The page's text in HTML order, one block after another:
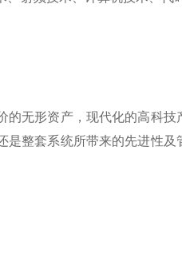
无形资产，现代化的高科技
是整套系统所带来的先进性